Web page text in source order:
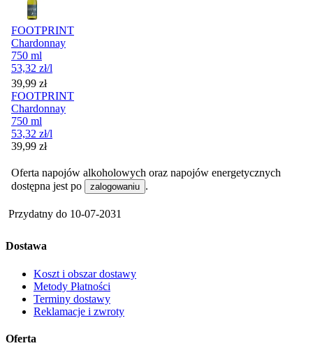
FOOTPRINT
Chardonnay
750 ml
53,32 zł/l
Cena
39,99 zł
FOOTPRINT
Chardonnay
750 ml
53,32 zł/l
Cena
39,99 zł
Oferta napojów alkoholowych oraz napojów energetycznych
dostępna jest po
zalogowaniu .
Przydatny do 10-07-2031
Dostawa
Koszt i obszar dostawy
Metody Płatności
Terminy dostawy
Reklamacje i zwroty
Oferta